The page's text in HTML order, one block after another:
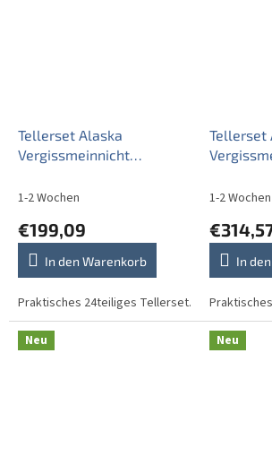
Tellerset Alaska
Vergissmeinnicht
1-2 Wochen
€199,09
In den Warenkorb
Praktisches 24teiliges Tellerset.
Tellerset
1-2 Wochen
In
Neu Neu